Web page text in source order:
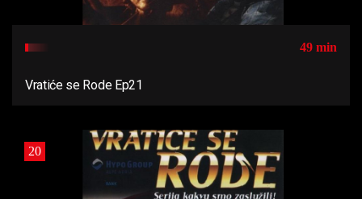
49 min
Vratiće se Rode Ep21
20